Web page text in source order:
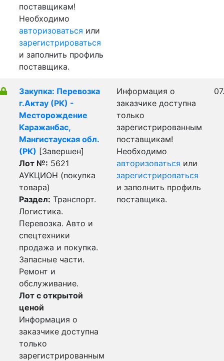
поставщикам!
Необходимо
авторизоваться или
зарегистрироваться
и заполнить профиль
поставщика.
Закупка: Перевозка
г.Актау (РК) -
Месторождение
Каражанбас,
Мангистауская обл.
(РК) [Завершен]
Лот №: 5621
АУКЦИОН (покупка
товара)
Раздел: Транспорт.
Логистика.
Перевозка. Авто и
спецтехники
продажа и покупка.
Запасные части.
Ремонт и
обслуживание.
Лот с открытой
ценой
Информация о
заказчике доступна
только
зарегистрированным
Информация о
заказчике доступна
только
зарегистрированным
поставщикам!
Необходимо
авторизоваться или
зарегистрироваться
и заполнить профиль
поставщика.